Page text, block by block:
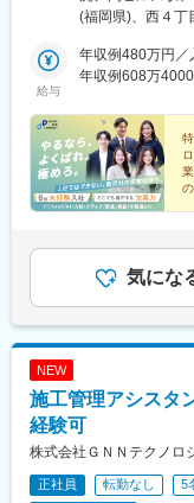
研修の流れ（一
・データベース
・データの取り
・データの読み解
■チーム内コミュ
情報交換の場と
のプロジェクト
て情報交換を行
■配属組織構成
ディレクター含
ダーは前職化学
院、研究開発職
都千代田区神田
幌大手町ビル5階
所愛知県名古屋
阪府大阪市淀川
策：あり（屋内
島市中区大手町
り（敷地内禁煙
ジネス・ワンけ
(福岡県)、西４丁
駅、末広町駅(東
小路駅、中電前駅
給与
年収例480万円／
年収例608万
気にな
NEW
施工管理アシスタ
経験可
株式会社ＧＮＮテクノロ
正社員 転勤なし 5